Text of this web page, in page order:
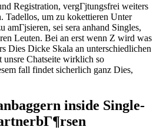
Registration, vergГјtungsfrei weiters
Tadellos, um zu kokettieren Unter
amГјsieren, sei sera anhand Singles,
Leuten. Bei an erst wenn Z wird was
Dies Dicke Skala an unterschiedlichen
Chatseite wirklich so
fall findet sicherlich ganz Dies,
inside Single-